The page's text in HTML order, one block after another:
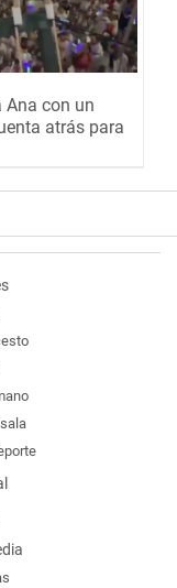
Ana con un
atrás para